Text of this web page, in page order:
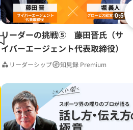
0:51:41
リーダーの挑戦⑤ 藤田晋氏（サ
イバーエージェント代表取締役）
リーダーシップ 知見録 Premium